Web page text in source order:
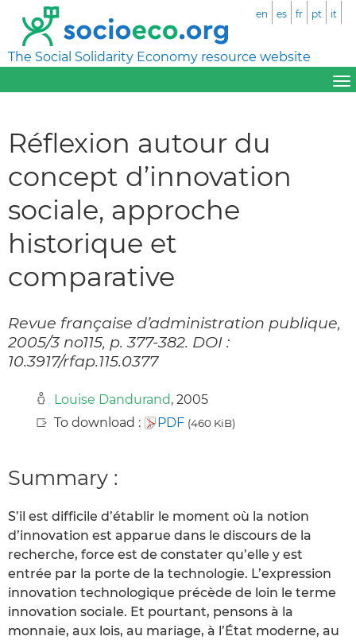
The Social Solidarity Economy resource website
en es fr pt it
Réflexion autour du
concept d’innovation
sociale, approche
historique et
comparative
Revue française d’administration publique,
2005/3 no115, p. 377-382. DOI :
10.3917/rfap.115.0377
Louise Dandurand, 2005
To download :
PDF (460 KiB)
Summary :
S’il est difficile d’établir le moment où la notion
d’innovation est apparue dans le discours de la
recherche, force est de constater qu’elle y est
entrée par la porte de la technologie. L’expression
innovation technologique précède de loin le terme
innovation sociale. Et pourtant, pensons à la
monnaie, aux lois, au mariage, à l’État moderne, au